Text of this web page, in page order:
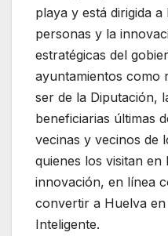
playa y está dirigida
personas y la
estratégicas del
ayuntamientos como
ser de la Diputación,
beneficiarias últimas
vecinas y vecinos de
quienes los visitan
innovación, en línea
convertir a Huelva
Inteligente.